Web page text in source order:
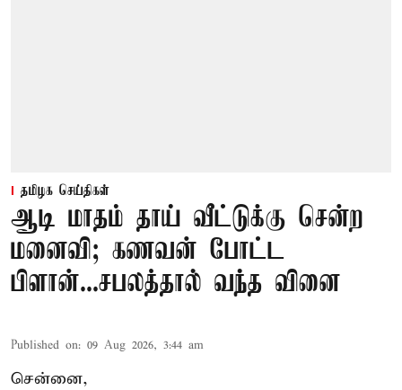
தமிழக செய்திகள்
ஆடி மாதம் தாய் வீட்டுக்கு சென்ற
மனைவி; கணவன் போட்ட
பிளான்...சபலத்தால் வந்த வினை
Published on: 09 Aug 2026, 3:44 am
சென்னை,